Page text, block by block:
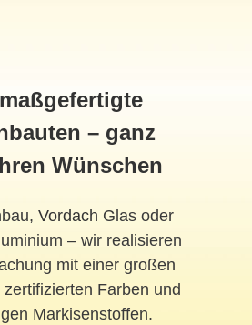
maßgefertigte
– ganz
Wünschen
Vordach Glas oder
– wir realisieren
mit einer großen
Farben und
Markisenstoffen.